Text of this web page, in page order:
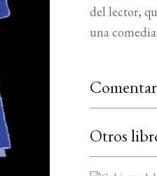
del lector,
una
Otros